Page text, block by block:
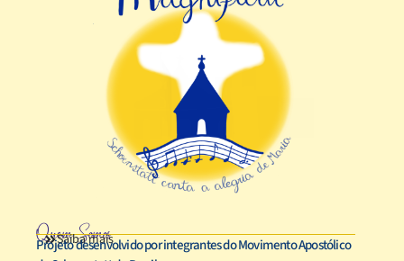
Quem Somos
Saiba mais
Projeto desenvolvido por integrantes do Movimento Apostólico